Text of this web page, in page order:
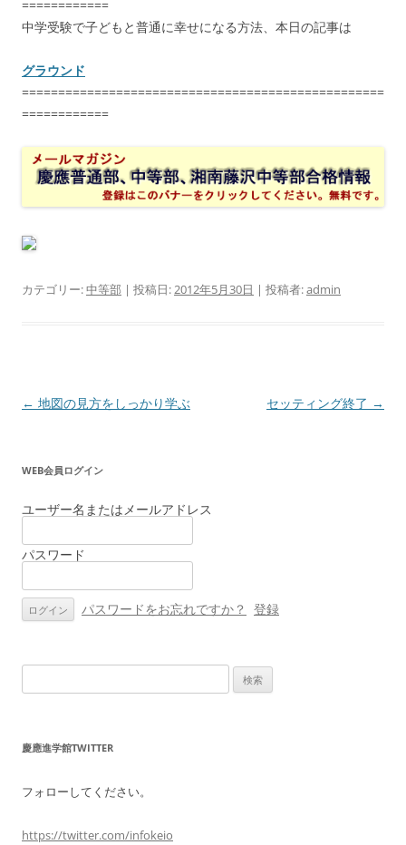
============
中学受験で子どもと普通に幸せになる方法、本日の記事は
グラウンド
==================================================
============
カテゴリー:中等部 | 投稿日:2012年5月30日 | 投稿者:admin
投
ビ
ゲ
シ
ン
← 地図の見方をしっかり学ぶ セッティング終了 →
WEB会員ログイン
ユーザー名またはメールアドレス
パスワード
パスワードをお忘れですか？ 登録
索:
慶應進学館TWITTER
フォローしてください。
https://twitter.com/infokeio